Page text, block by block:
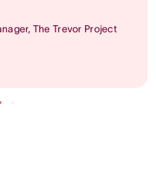
The Trevor Project